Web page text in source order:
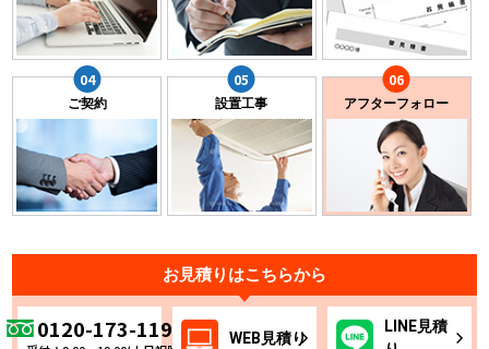
ご契約 設置工事 アフターフォロー
お見積りはこちらから
0120-173-119 WEB 見積り
LINE見積